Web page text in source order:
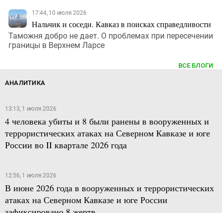
17:44, 10 июля 2026
Нальчик и соседи. Кавказ в поисках справедливости
Таможня добро не дает. О проблемах при пересечении
границы в Верхнем Ларсе
ВСЕ БЛОГИ
АНАЛИТИКА
13:13, 1 июля 2026
4 человека убиты и 8 были ранены в вооруженных и
террористических атаках на Северном Кавказе и юге
России во II квартале 2026 года
12:56, 1 июля 2026
В июне 2026 года в вооруженных и террористических
атаках на Северном Кавказе и юге России